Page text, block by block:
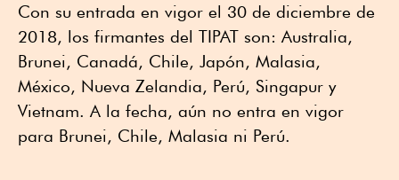
Con su entrada en vigor el 30 de diciembre de
2018, los firmantes del TIPAT son: Australia,
Brunei, Canadá, Chile, Japón, Malasia,
México, Nueva Zelandia, Perú, Singapur y
Vietnam. A la fecha, aún no entra en vigor
para Brunei, Chile, Malasia ni Perú.